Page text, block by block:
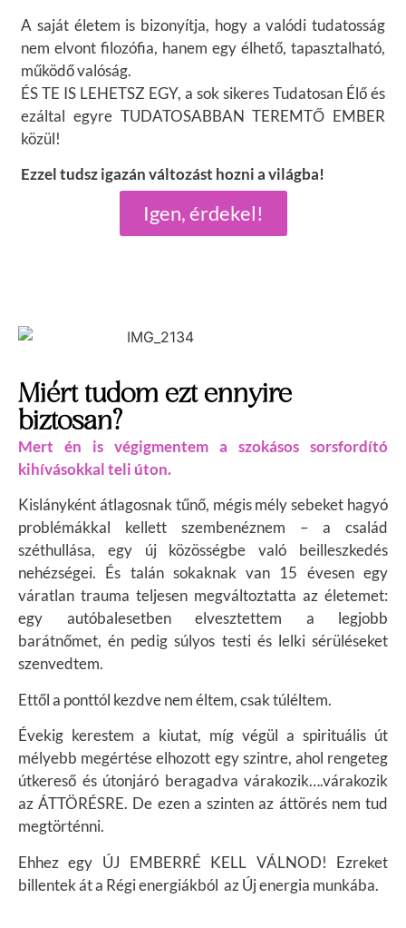
Igen, érdekel!
A saját életem is bizonyítja, hogy a valódi tudatosság
nem elvont filozófia, hanem egy élhető, tapasztalható,
működő valóság.
ÉS TE IS LEHETSZ EGY, a sok sikeres Tudatosan Élő és
ezáltal egyre TUDATOSABBAN TEREMTŐ EMBER
közül!
Ezzel tudsz igazán változást hozni a világba!
Miért tudom ezt ennyire
biztosan?
Mert én is végigmentem a szokásos sorsfordító
kihívásokkal teli úton.
Kislányként átlagosnak tűnő, mégis mély sebeket hagyó
problémákkal kellett szembenéznem – a család
széthullása, egy új közösségbe való beilleszkedés
nehézségei. És talán sokaknak van 15 évesen egy
váratlan trauma teljesen megváltoztatta az életemet:
egy autóbalesetben elvesztettem a legjobb
barátnőmet, én pedig súlyos testi és lelki sérüléseket
szenvedtem.
Ettől a ponttól kezdve nem éltem, csak túléltem.
Évekig kerestem a kiutat, míg végül a spirituális út
mélyebb megértése elhozott egy szintre, ahol rengeteg
útkereső és útonjáró beragadva várakozik….várakozik
az ÁTTÖRÉSRE. De ezen a szinten az áttörés nem tud
megtörténni.
Ehhez egy ÚJ EMBERRÉ KELL VÁLNOD! Ezreket
billentek át a Régi energiákból az Új energia munkába.